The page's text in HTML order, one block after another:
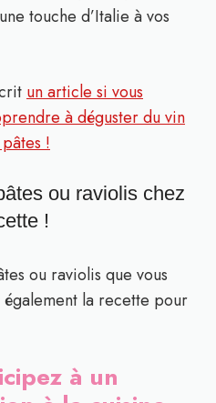
touche d’Italie à vos
un article si vous
à déguster du vin
!
ou raviolis chez
!
ou raviolis que vous
la recette pour
à un